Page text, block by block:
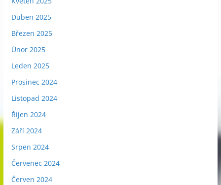
Duben 2025
Březen 2025
Únor 2025
Leden 2025
Prosinec 2024
Listopad 2024
Říjen 2024
Září 2024
Srpen 2024
Červenec 2024
Červen 2024